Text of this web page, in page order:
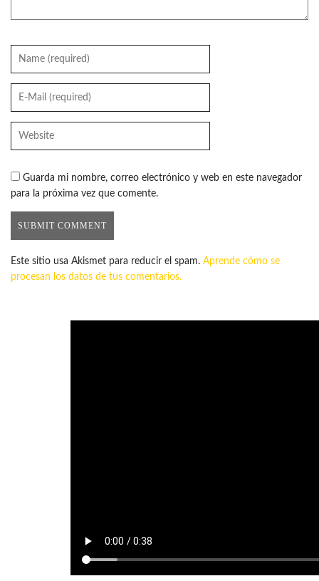
Guarda mi nombre, correo electrónico y web en este navegador
para la próxima vez que comente.
Este sitio usa Akismet para reducir el spam. Aprende cómo se
procesan los datos de tus comentarios.